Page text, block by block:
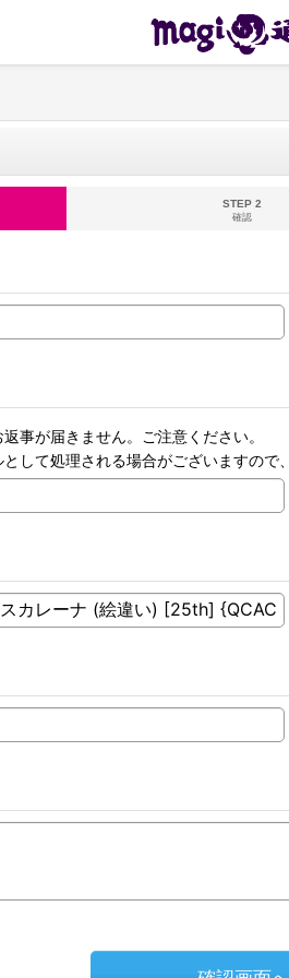
STEP 2
確認
事が届きません。ご注意ください。
して処理される場合がございますので